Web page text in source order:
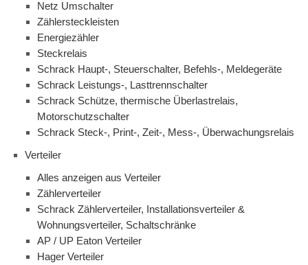
Netz Umschalter
Zählersteckleisten
Energiezähler
Steckrelais
Schrack Haupt-, Steuerschalter, Befehls-, Meldegeräte
Schrack Leistungs-, Lasttrennschalter
Schrack Schütze, thermische Überlastrelais,
Motorschutzschalter
Schrack Steck-, Print-, Zeit-, Mess-, Überwachungsrelais
Verteiler
Alles anzeigen aus Verteiler
Zählerverteiler
Schrack Zählerverteiler, Installationsverteiler &
Wohnungsverteiler, Schaltschränke
AP / UP Eaton Verteiler
Hager Verteiler